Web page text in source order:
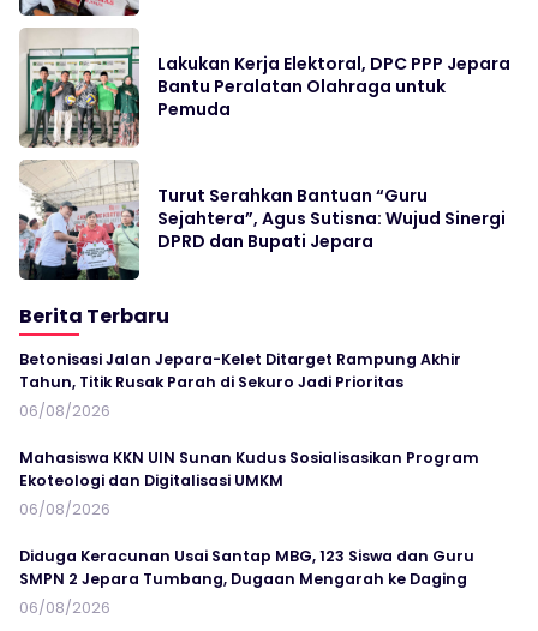
Lakukan Kerja Elektoral, DPC PPP Jepara
Bantu Peralatan Olahraga untuk
Pemuda
Turut Serahkan Bantuan “Guru
Sejahtera”, Agus Sutisna: Wujud Sinergi
DPRD dan Bupati Jepara
Berita Terbaru
Betonisasi Jalan Jepara-Kelet Ditarget Rampung Akhir
Tahun, Titik Rusak Parah di Sekuro Jadi Prioritas
06/08/2026
Mahasiswa KKN UIN Sunan Kudus Sosialisasikan Program
Ekoteologi dan Digitalisasi UMKM
06/08/2026
Diduga Keracunan Usai Santap MBG, 123 Siswa dan Guru
SMPN 2 Jepara Tumbang, Dugaan Mengarah ke Daging
06/08/2026